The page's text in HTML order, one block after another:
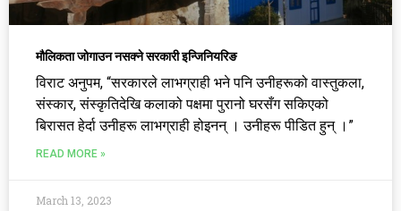
मौलिकता जोगाउन नसक्ने सरकारी इन्जिनियरिङ
विराट अनुपम, “सरकारले लाभग्राही भने पनि उनीहरूको वास्तुकला,
संस्कार, संस्कृतिदेखि कलाको पक्षमा पुरानो घरसँग सकिएको
बिरासत हेर्दा उनीहरू लाभग्राही होइनन् । उनीहरू पीडित हुन् ।”
READ MORE »
March 13, 2023